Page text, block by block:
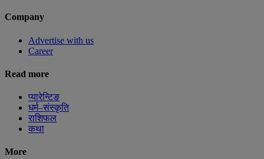
Company
Advertise with us
Career
Read more
प्यारेन्टिङ
धर्म–संस्कृति
राशिफल
कथा
More